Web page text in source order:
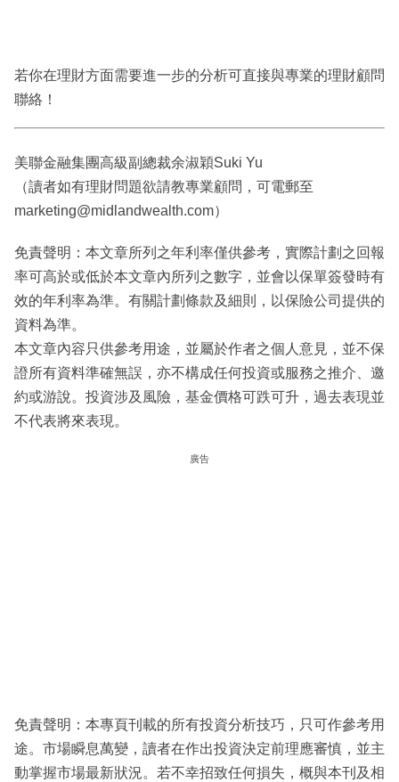
若你在理財方面需要進一步的分析可直接與專業的理財顧問
聯絡！
美聯金融集團高級副總裁余淑穎Suki Yu
（讀者如有理財問題欲請教專業顧問，可電郵至
marketing@midlandwealth.com）
免責聲明：本文章所列之年利率僅供參考，實際計劃之回報
率可高於或低於本文章內所列之數字，並會以保單簽發時有
效的年利率為準。有關計劃條款及細則，以保險公司提供的
資料為準。
本文章內容只供參考用途，並屬於作者之個人意見，並不保
證所有資料準確無誤，亦不構成任何投資或服務之推介、邀
約或游說。投資涉及風險，基金價格可跌可升，過去表現並
不代表將來表現。
廣告
免責聲明：本專頁刊載的所有投資分析技巧，只可作參考用
途。市場瞬息萬變，讀者在作出投資決定前理應審慎，並主
動掌握市場最新狀況。若不幸招致任何損失，概與本刊及相